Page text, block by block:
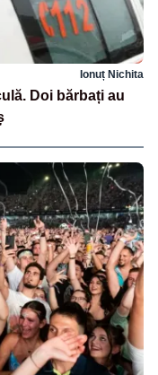
Ionuț Nichita
Doi bărbați au